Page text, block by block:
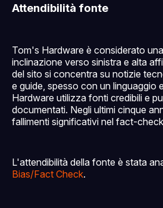
Attendibilità fonte
Tom's Hardware è considerato
inclinazione verso sinistra e alta
del sito si concentra su notizie
e guide, spesso con un linguaggio
Hardware utilizza fonti credibili e
documentati. Negli ultimi cinque
fallimenti significativi nel fact-
L'attendibilità della fonte è stata
Bias/Fact Check.